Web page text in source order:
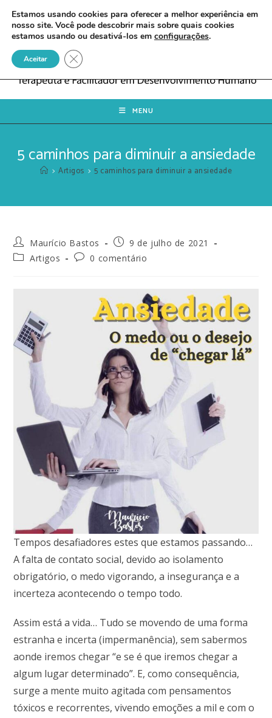
MENU
5 caminhos para diminuir a ansiedade
> Artigos > 5 caminhos para diminuir a ansiedade
Maurício Bastos
9 de julho de 2021
Artigos
0 comentário
Tempos desafiadores estes que estamos passando…
A falta de contato social, devido ao isolamento
obrigatório, o medo vigorando, a insegurança e a
incerteza acontecendo o tempo todo.
Assim está a vida… Tudo se movendo de uma forma
estranha e incerta (impermanência), sem sabermos
aonde iremos chegar “e se é que iremos chegar a
algum lugar determinado”. E, como consequência,
surge a mente muito agitada com pensamentos
tóxicos e recorrentes, vivendo emoções a mil e com o
Estamos usando cookies para oferecer a melhor experiência em
nosso site. Você pode descobrir mais sobre quais cookies
estamos usando ou desativá-los em configurações.
Aceitar Close GDPR Cookie Banner